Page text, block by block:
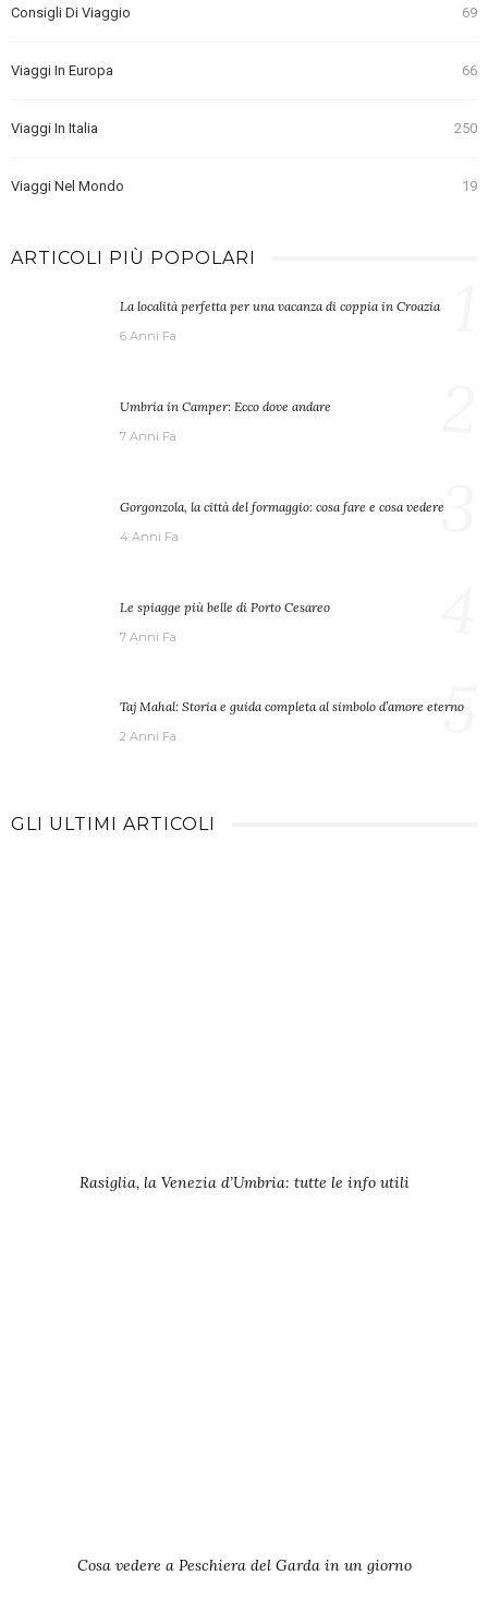
Consigli Di Viaggio 69
Viaggi In Europa 66
Viaggi In Italia 250
Viaggi Nel Mondo 19
ARTICOLI PIÙ POPOLARI
La località perfetta per una vacanza di coppia in Croazia
6 Anni Fa
Umbria in Camper: Ecco dove andare
7 Anni Fa
Gorgonzola, la città del formaggio: cosa fare e cosa vedere
4 Anni Fa 3
Le spiagge più belle di Porto Cesareo
7 Anni Fa
Taj Mahal: Storia e guida completa al simbolo d’amore eterno
2 Anni Fa 5
GLI ULTIMI ARTICOLI
Rasiglia, la Venezia d’Umbria: tutte le info utili
Cosa vedere a Peschiera del Garda in un giorno